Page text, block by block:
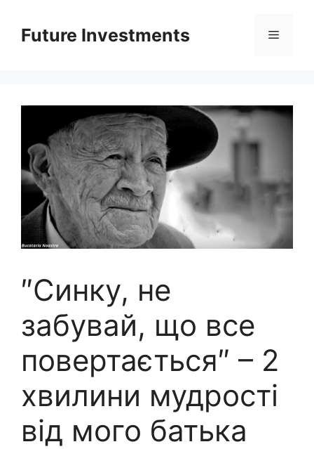
вмістуFuture Investments Меню
″Синку, не
забувай, що все
повертається″ – 2
хвилини мудрості
від мого батька